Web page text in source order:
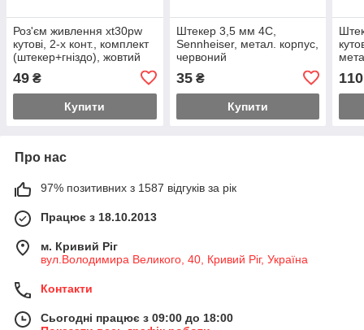
Роз'єм живлення xt30pw
кутові, 2-х конт., комплект
(штекер+гніздо), жовтий
49 ₴
Купити
Штекер 3,5 мм 4C,
Sennheiser, метал. корпус,
червоний
35₴
Купити
110
Про нас
97% позитивних з 1587 відгуків за рік
Працює з 18.10.2013
м. Кривий Ріг
вул.Володимира Великого, 40, Кривий Ріг, Україна
Контакти
Сьогодні працює з 09:00 до 18:00